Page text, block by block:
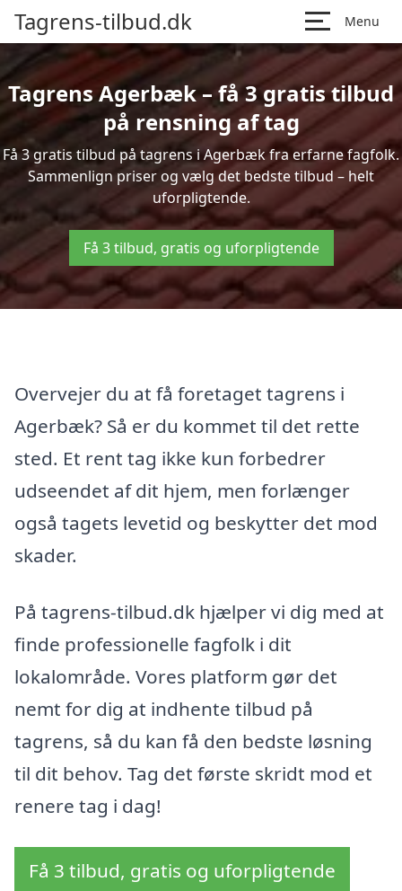
Tagrens-tilbud.dk Menu
Tagrens Agerbæk – få 3 gratis tilbud
på rensning af tag
Få 3 gratis tilbud på tagrens i Agerbæk fra erfarne fagfolk.
Sammenlign priser og vælg det bedste tilbud – helt
uforpligtende.
Få 3 tilbud, gratis og uforpligtende
Overvejer du at få foretaget tagrens i
Agerbæk? Så er du kommet til det rette
sted. Et rent tag ikke kun forbedrer
udseendet af dit hjem, men forlænger
også tagets levetid og beskytter det mod
skader.
På tagrens-tilbud.dk hjælper vi dig med at
finde professionelle fagfolk i dit
lokalområde. Vores platform gør det
nemt for dig at indhente tilbud på
tagrens, så du kan få den bedste løsning
til dit behov. Tag det første skridt mod et
renere tag i dag!
Få 3 tilbud, gratis og uforpligtende